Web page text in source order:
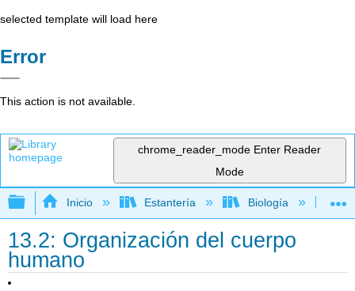
selected template will load here
Error
This action is not available.
chrome_reader_mode Enter Reader
Mode
Expandir/contraer jerarquía global
Inicio Estantería Biología
13.2: Organización del cuerpo
humano